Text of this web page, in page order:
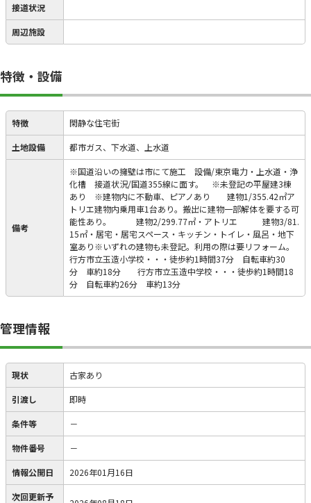
接道状況
周辺施設
特徴・設備
特徴 閑静な住宅街
土地設備 都市ガス、下水道、上水道
備考
※国道沿いの擁壁は市にて施工 設備/東京電力・上水道・浄
化槽 接道状況/国道355線に面す。 ※未登記の平屋建3棟
あり ※建物内に不動車、ピアノあり 建物1/355.42㎡ア
トリエ建物内乗用車1台あり。搬出に建物一部解体を要する可
能性あり。 建物2/299.77㎡・アトリエ 建物3/81.
15㎡・居宅・居宅スペース・キッチン・トイレ・風呂・地下
室あり※いずれの建物も未登記。利用の際は要リフォーム。
行方市立玉造小学校・・・徒歩約1時間37分 自転車約30
分 車約18分 行方市立玉造中学校・・・徒歩約1時間18
分 自転車約26分 車約13分
管理情報
現状 古家あり
引渡し 即時
条件等 －
物件番号 －
情報公開日 2026年01月16日
次回更新予